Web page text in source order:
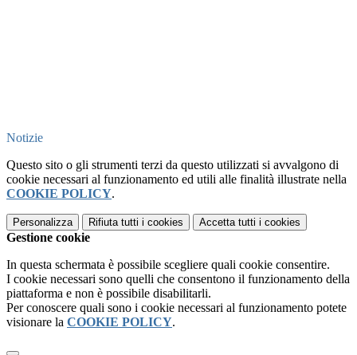
Notizie
Questo sito o gli strumenti terzi da questo utilizzati si avvalgono di
cookie necessari al funzionamento ed utili alle finalità illustrate nella
COOKIE POLICY.
Personalizza Rifiuta tutti i cookies Accetta tutti i cookies
Gestione cookie
In questa schermata è possibile scegliere quali cookie consentire.
I cookie necessari sono quelli che consentono il funzionamento della
piattaforma e non è possibile disabilitarli.
Per conoscere quali sono i cookie necessari al funzionamento potete
visionare la COOKIE POLICY.